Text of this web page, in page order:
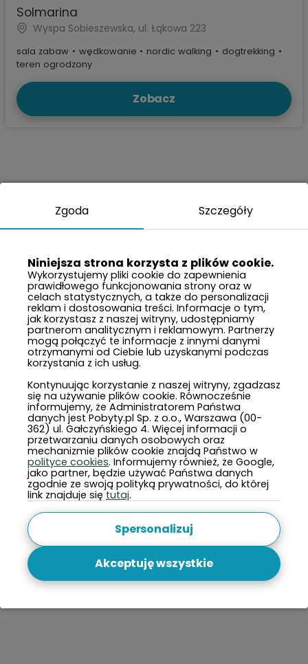
Solmarina
Wyspa Sobieszewska, ul. Łąkowa 223
sala zabaw • wędkowanie • nordic walking • dogtrekking •
teren ogrodzony
Zobacz
Zgoda Szczegóły
Niniejsza strona korzysta z plików cookie.
Wykorzystujemy pliki cookie do zapewnienia
prawidłowego funkcjonowania strony oraz w
celach statystycznych, a także do personalizacji
reklam i dostosowania treści. Informacje o tym,
jak korzystasz z naszej witryny, udostępniamy
partnerom analitycznym i reklamowym. Partnerzy
mogą połączyć te informacje z innymi danymi
otrzymanymi od Ciebie lub uzyskanymi podczas
korzystania z ich usług.
Kontynuując korzystanie z naszej witryny, zgadzasz
się na używanie plików cookie. Równocześnie
informujemy, że Administratorem Państwa
danych jest Pobyty.pl Sp. z o.o., Warszawa (00-
362) ul. Gałczyńskiego 4. Więcej informacji o
przetwarzaniu danych osobowych oraz
mechanizmie plików cookie znajdą Państwo w
polityce cookies. Informujemy również, że Google,
jako partner, będzie używać Państwa danych
zgodnie ze swoją polityką prywatności, do której
link znajduje siętutaj.
Spersonalizuj
Akceptuję wszystkie